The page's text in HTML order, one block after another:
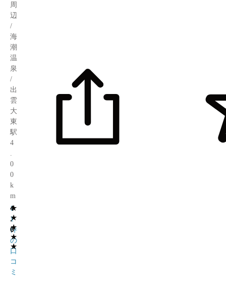
周
辺
/
海
潮
温
泉
/
出
雲
大
東
駅
4
0
0
k
m
★
★
★
★
★
4
.
0
1
1
件
の
口
コ
ミ